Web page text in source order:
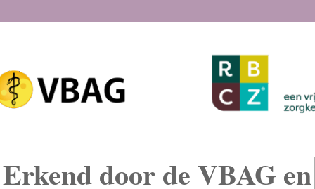
Erkend door de VBAG en